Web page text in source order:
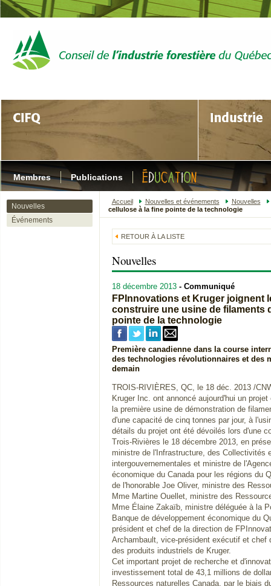
Membres Publications
Nouvelles
Événements
Accueil Nouvelles et événements
Nouvelles
cellulose à la fine pointe de la technologie
RETOUR À LA LISTE
Nouvelles
18 décembre 2013 - Communiqué
FPInnovations et Kruger joignent
construire une usine de filaments
pointe de la technologie
Première canadienne dans la course
des technologies révolutionnaires et des
demain
TROIS-RIVIÈRES, QC, le 18 déc. 2013 /
Kruger Inc. ont annoncé aujourd'hui un
la première usine de démonstration de
d'une capacité de cinq tonnes par jour, à
détails du projet ont été dévoilés lors d'une
Trois-Rivières le 18 décembre 2013, en
ministre de l'Infrastructure, des Collectivités
intergouvernementales et ministre de
économique du Canada pour les régions du
de l'honorable Joe Oliver, ministre des
Mme Martine Ouellet, ministre des
Mme Élaine Zakaïb, ministre déléguée à la
Banque de développement économique du
président et chef de la direction de
Archambault, vice-président exécutif et chef
des produits industriels de Kruger.
Cet important projet de recherche et
investissement total de 43,1 millions de
Ressources naturelles Canada, par le biais